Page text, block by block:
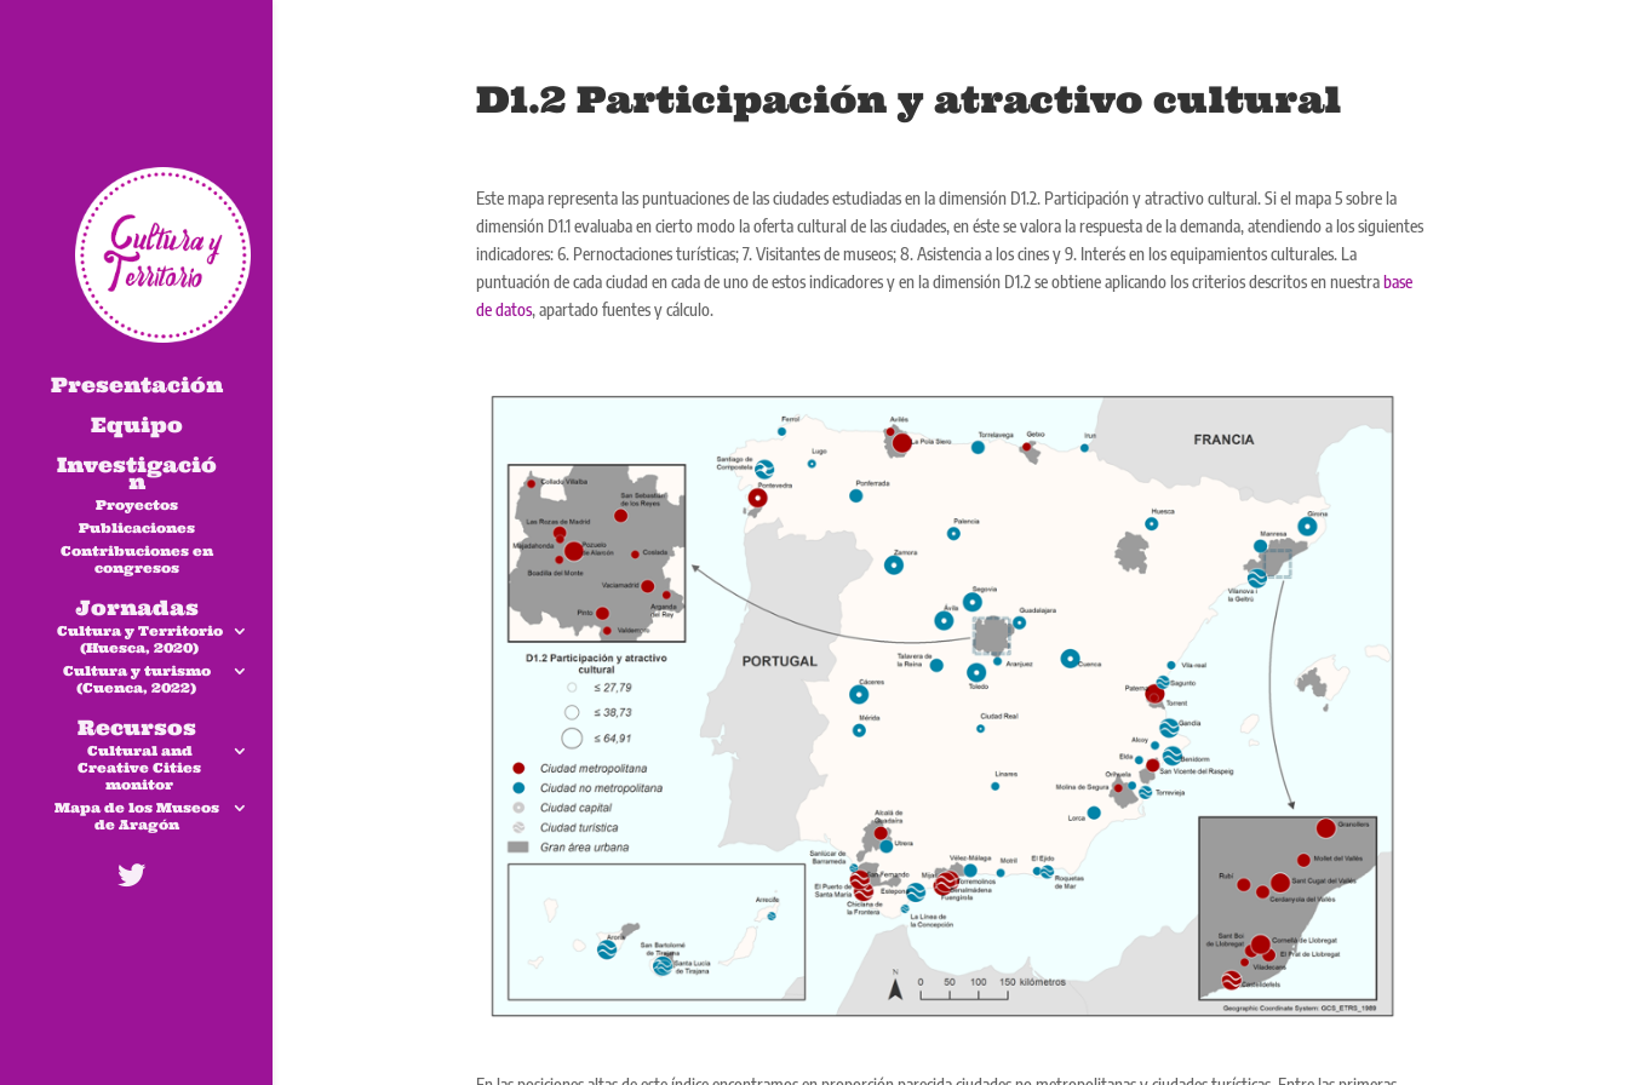
Presentación
Equipo
Investigació
n
Proyectos
Publicaciones
Contribuciones en
congresos
Jornadas
Cultura y Territorio
(Huesca, 2020)
Cultura y turismo
(Cuenca, 2022)
Recursos
Cultural and
Creative Cities
monitor
Mapa de los Museos
de Aragón
D1.2 Participación y atractivo cultural
Este mapa representa las puntuaciones de las ciudades estudiadas en la dimensión D1.2. Participación y atractivo cultural. Si el mapa 5 sobre la
dimensión D1.1 evaluaba en cierto modo la oferta cultural de las ciudades, en éste se valora la respuesta de la demanda, atendiendo a los siguientes
indicadores: 6. Pernoctaciones turísticas; 7. Visitantes de museos; 8. Asistencia a los cines y 9. Interés en los equipamientos culturales. La
puntuación de cada ciudad en cada de uno de estos indicadores y en la dimensión D1.2 se obtiene aplicando los criterios descritos en nuestrabase
de datos, apartado fuentes y cálculo.